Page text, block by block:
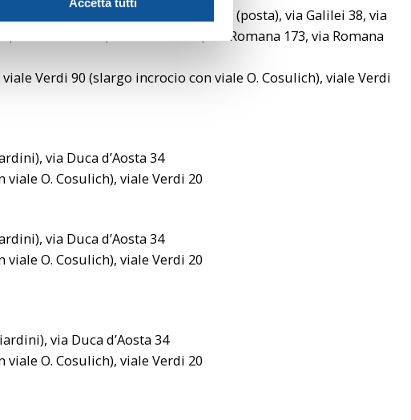
via Duca d’Aosta 34, via Parini (posta), via Galilei 38, via
via Romana 53, via Romana 95, via Romana 173, via Romana
Verdi 90 (slargo incrocio con viale O. Cosulich), viale Verdi
via Duca d’Aosta 34
O. Cosulich), viale Verdi 20
via Duca d’Aosta 34
O. Cosulich), viale Verdi 20
via Duca d’Aosta 34
O. Cosulich), viale Verdi 20